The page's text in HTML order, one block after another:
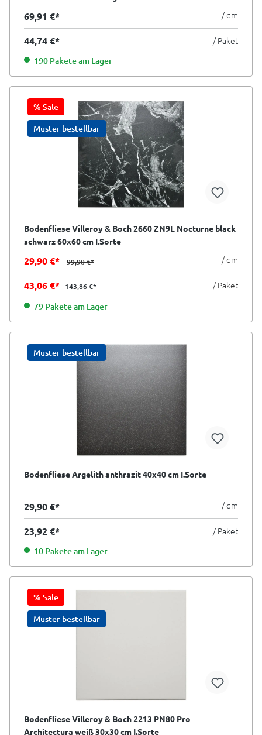
69,91 €* / qm
44,74 €* / Paket
190 Pakete am Lager
% Sale
Muster bestellbar
Bodenfliese Villeroy & Boch 2660 ZN9L Nocturne black
schwarz 60x60 cm I.Sorte
29,90 €* 99,90 €* / qm
43,06 €* 143,86 €* / Paket
79 Pakete am Lager
Muster bestellbar
Bodenfliese Argelith anthrazit 40x40 cm I.Sorte
29,90 €* / qm
23,92 €* / Paket
10 Pakete am Lager
% Sale
Muster bestellbar
Bodenfliese Villeroy & Boch 2213 PN80 Pro
Architectura weiß 30x30 cm I.Sorte